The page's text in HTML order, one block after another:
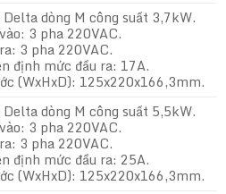
dòng M công suất 3,7kW.
3 pha 220VAC.
3 pha 220VAC.
định mức đầu ra: 17A.
(WxHxD): 125x220x166,3mm.
dòng M công suất 5,5kW.
3 pha 220VAC.
3 pha 220VAC.
định mức đầu ra: 25A.
(WxHxD): 125x220x166,3mm.